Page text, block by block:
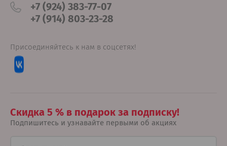
+7 (924) 383-77-07
+7 (914) 803-23-28
Присоединяйтесь к нам в соцсетях!
Скидка 5 % в подарок за подписку!
Подпишитесь и узнавайте первыми об акциях